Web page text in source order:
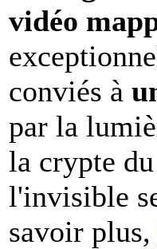
vidéo
conviés à
par la
la crypte
l'invisible
savoir plus,